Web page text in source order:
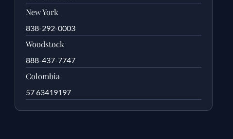
New York
838-292-0003
Woodstock
888-437-7747
Colombia
57 63419197